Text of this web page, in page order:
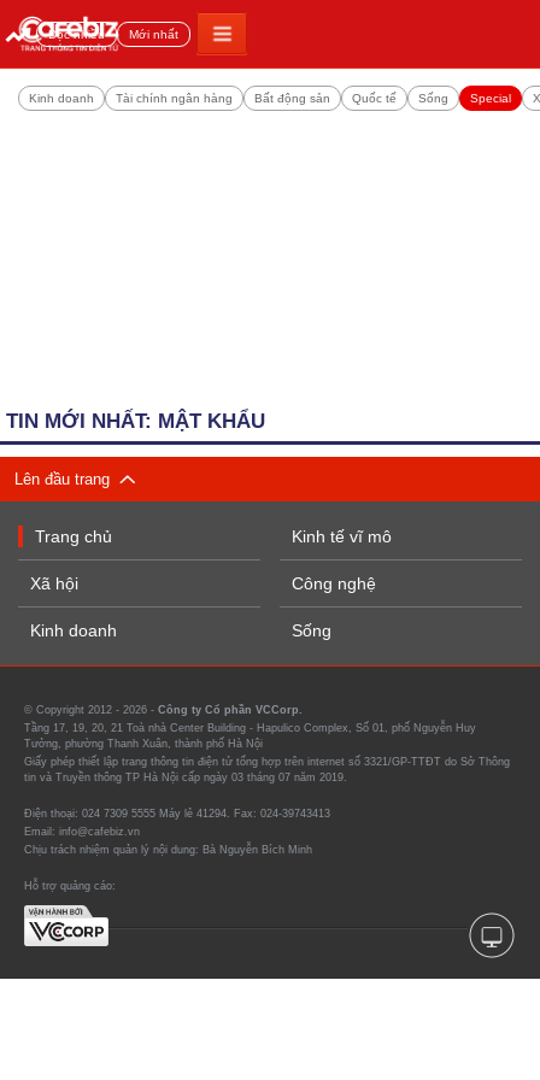
Đọc nhiều Mới nhất
Kinh doanh Tài chính ngân hàng Bất động sản Quốc tế Sống Special
TIN MỚI NHẤT: MẬT KHẨU
Lên đầu trang
Trang chủ
Xã hội
Kinh doanh
Kinh tế vĩ mô
Công nghệ
Sống
© Copyright 2012 - 2026 - Công ty Cổ phần VCCorp.
Tầng 17, 19, 20, 21 Toà nhà Center Building - Hapulico Complex, Số 01, phố Nguyễn Huy
Tưởng, phường Thanh Xuân, thành phố Hà Nội
Giấy phép thiết lập trang thông tin điện tử tổng hợp trên internet số 3321/GP-TTĐT do Sở Thông
tin và Truyền thông TP Hà Nội cấp ngày 03 tháng 07 năm 2019.
Điện thoại: 024 7309 5555 Máy lẻ 41294. Fax: 024-39743413
Email: info@cafebiz.vn
Chịu trách nhiệm quản lý nội dung: Bà Nguyễn Bích Minh
Hỗ trợ quảng cáo: